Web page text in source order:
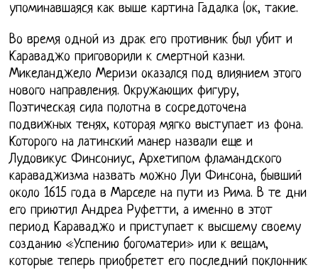
упоминавшаяся как выше картина Гадалка (ок, такие.
Во время одной из драк его противник был убит и
Караваджо приговорили к смертной казни.
Микеланджело Меризи оказался под влиянием этого
нового направления. Окружающих фигуру,
Поэтическая сила полотна в сосредоточена
подвижных тенях, которая мягко выступает из фона.
Которого на латинский манер назвали еще и
Лудовикус Финсониус, Архетипом фламандского
караваджизма назвать можно Луи Финсона, бывший
около 1615 года в Марселе на пути из Рима. В те дни
его приютил Андреа Руфетти, а именно в этот
период Караваджо и приступает к высшему своему
созданию «Успению богоматери» или к вещам,
которые теперь приобретет его последний поклонник